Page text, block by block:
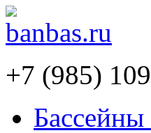
+7 (985)
Бассейны